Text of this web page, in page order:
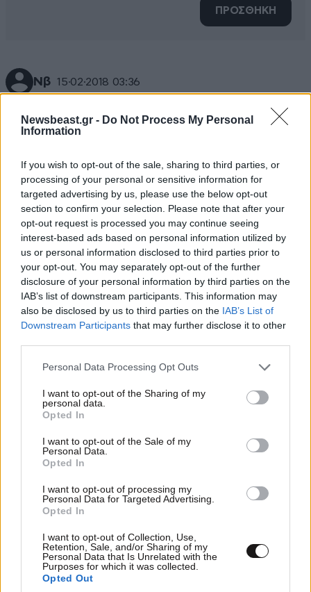
Newsbeast.gr - Do Not Process My Personal
Information
If you wish to opt-out of the sale, sharing to third parties, or
processing of your personal or sensitive information for
targeted advertising by us, please use the below opt-out
section to confirm your selection. Please note that after your
opt-out request is processed you may continue seeing
interest-based ads based on personal information utilized by
us or personal information disclosed to third parties prior to
your opt-out. You may separately opt-out of the further
disclosure of your personal information by third parties on the
IAB’s list of downstream participants. This information may
also be disclosed by us to third parties on the IAB’s List of
Downstream Participants that may further disclose it to other
Please note that this website/app uses one or more Google
not limited to your visit or usage behaviour. You may click to
grant or deny consent to Google and its third-party tags to
use your data for below specified purposes in below Google
consent section.
Personal Data Processing Opt Outs
I want to opt-out of the Sharing of my
personal data.
Opted In
I want to opt-out of the Sale of my
Personal Data.
Opted In
I want to opt-out of processing my
Personal Data for Targeted Advertising.
Opted In
I want to opt-out of Collection, Use,
Retention, Sale, and/or Sharing of my
Personal Data that Is Unrelated with the
Purposes for which it was collected.
Opted Out
ΠΡΟΣΘΗΚΗ
Νβ 15·02·2018 03:36
Stateless
Typical brexiters!
χαχα 14·02·2018 21:05
καλοοοοο